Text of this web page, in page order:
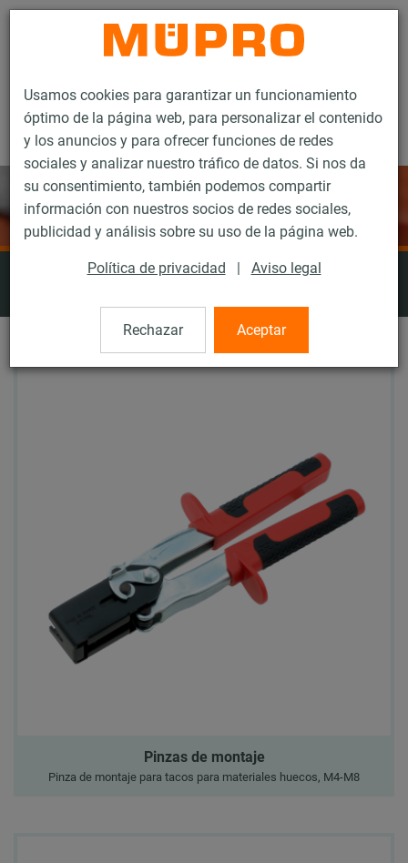
Usamos cookies para garantizar un funcionamiento
óptimo de la página web, para personalizar el contenido
y los anuncios y para ofrecer funciones de redes
sociales y analizar nuestro tráfico de datos. Si nos da
su consentimiento, también podemos compartir
información con nuestros socios de redes sociales,
publicidad y análisis sobre su uso de la página web.
Política de privacidad | Aviso legal
Rechazar Aceptar
Cajas de almacenamiento y
Pinzas de montaje
Pinza de montaje para tacos para materiales huecos, M4-M8